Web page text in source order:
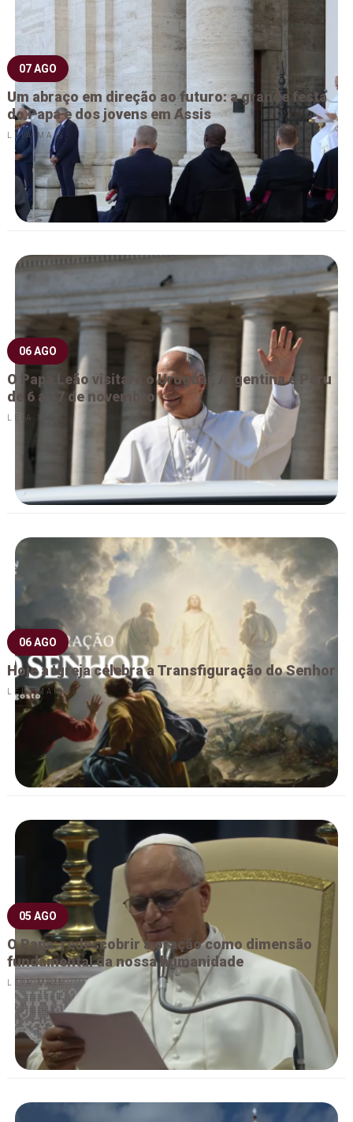
07 AGO
Um abraço em direção ao futuro: a grande festa
do Papa e dos jovens em Assis
LEIA MAIS
06 AGO
O Papa Leão visitará o Uruguai, Argentina e Peru
de 6 a 17 de novembro
LEIA MAIS
06 AGO
Hoje a Igreja celebra a Transfiguração do Senhor
LEIA MAIS
05 AGO
O Papa: redescobrir a oração como dimensão
fundamental da nossa humanidade
LEIA MAIS